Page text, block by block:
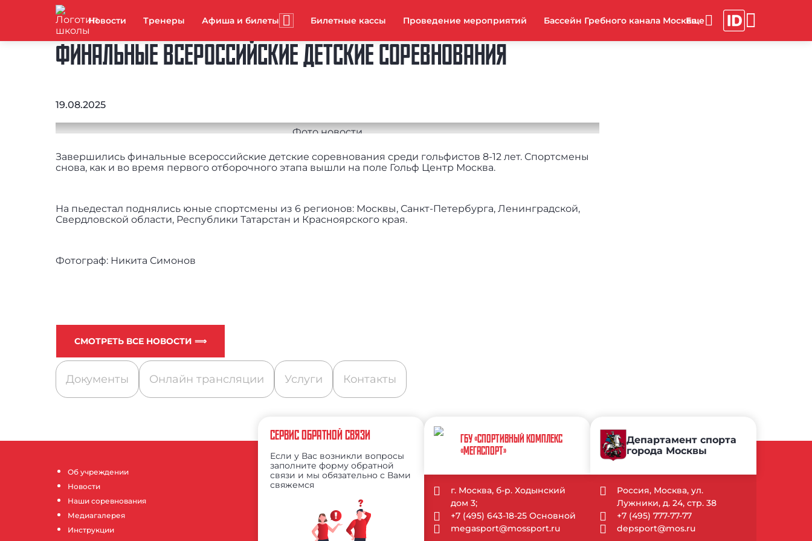
Новости Тренеры Афиша и билеты Билетные кассы Проведение мероприятий Бассейн Гребного канала Москва
ФИНАЛЬНЫЕ ВСЕРОССИЙСКИЕ ДЕТСКИЕ СОРЕВНОВАНИЯ
19.08.2025
Завершились финальные всероссийские детские соревнования среди гольфистов 8-12 лет. Спортсмены
снова, как и во время первого отборочного этапа вышли на поле Гольф Центр Москва.
На пьедестал поднялись юные спортсмены из 6 регионов: Москвы, Санкт-Петербурга, Ленинградской,
Свердловской области, Республики Татарстан и Красноярского края.
Фотограф: Никита Симонов
СМОТРЕТЬ ВСЕ НОВОСТИ ⟹
Документы Онлайн трансляции Услуги Контакты
Об учреждении
Новости
Наши соревнования
Медиагалерея
Инструкции
СЕРВИС ОБРАТНОЙ СВЯЗИ
Если у Вас возникли вопросы
заполните форму обратной
связи и мы обязательно с Вами
свяжемся
ГБУ «СПОРТИВНЫЙ КОМПЛЕКС
«МЕГАСПОРТ»
г. Москва, б-р. Ходынский
дом 3;
+7 (495) 643-18-25 Основной
megasport@mossport.ru
Департамент спорта
города Москвы
Россия, Москва, ул.
Лужники, д. 24, стр. 38
+7 (495) 777-77-77
depsport@mos.ru